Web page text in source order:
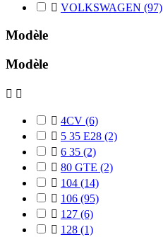
 VOLKSWAGEN (97)
Modèle
Modèle
 
 4CV (6)
 5 35 E28 (2)
 6 35 (2)
 80 GTE (2)
 104 (14)
 106 (95)
 127 (6)
 128 (1)